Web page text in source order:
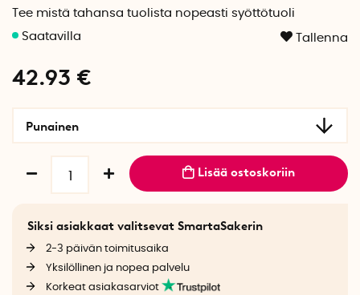
Tee mistä tahansa tuolista nopeasti syöttötuoli
Tallenna
42.93 €
Punainen
Lisää ostoskoriin
Siksi asiakkaat valitsevat SmartaSakerin
2-3 päivän toimitusaika
Yksilöllinen ja nopea palvelu
Korkeat asiakasarviot